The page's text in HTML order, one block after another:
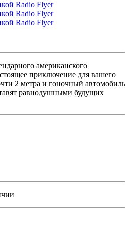
американского
приключение для вашего
2 метра и гоночный автомобиль
равнодушными будущих